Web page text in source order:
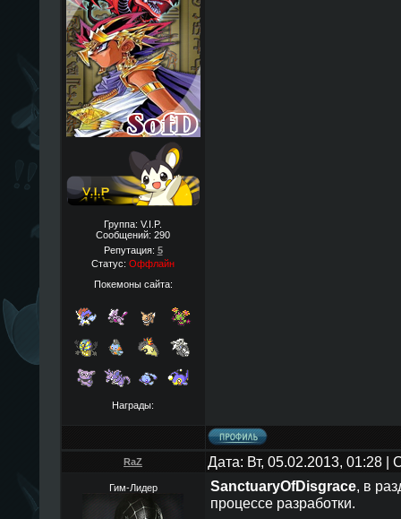
Группа: V.I.P.
Сообщений: 290
Репутация: 5
Статус: Оффлайн
Покемоны сайта:
Награды:
RaZ Дата: Вт, 05.02.2013, 01:28
Гим-Лидер SanctuaryOfDisgrace, в
процессе разработки.